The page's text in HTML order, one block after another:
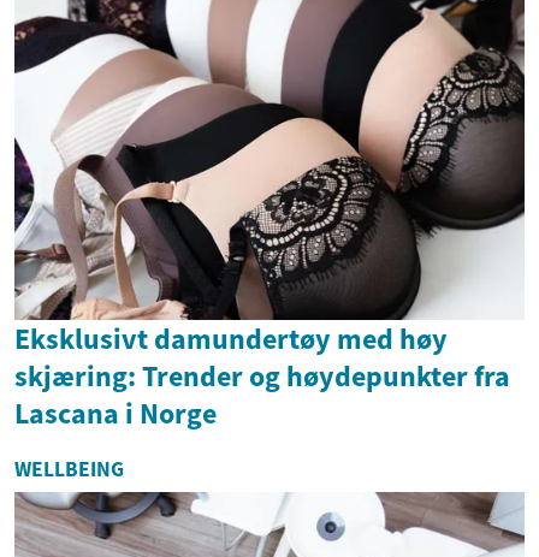
Eksklusivt damundertøy med høy
skjæring: Trender og høydepunkter fra
Lascana i Norge
WELLBEING